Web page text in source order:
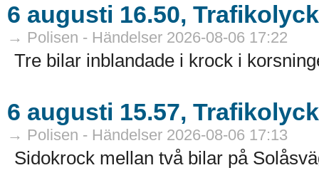
6 augusti 16.50,
→ Polisen - Händelser 2026-08-06 17:22
Tre bilar inblandade i krock i
6 augusti 15.57,
→ Polisen - Händelser 2026-08-06 17:13
Sidokrock mellan två bilar på